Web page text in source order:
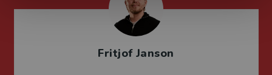
Fritjof Janson